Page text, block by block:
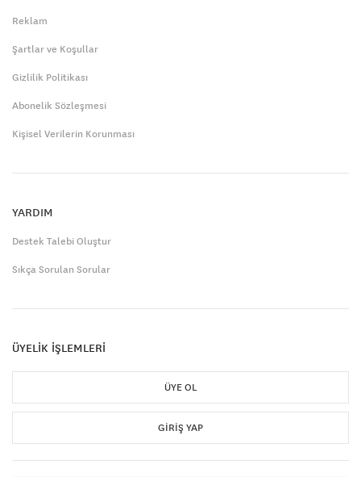
Reklam
Şartlar ve Koşullar
Gizlilik Politikası
Abonelik Sözleşmesi
Kişisel Verilerin Korunması
YARDIM
Destek Talebi Oluştur
Sıkça Sorulan Sorular
ÜYELİK İŞLEMLERİ
ÜYE OL
GIRIŞ YAP